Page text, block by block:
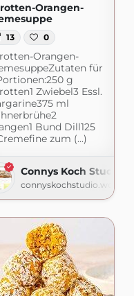
Orangen-
13 0
Orangen-
für
g
Zwiebel3 Essl.
ml
Bund Dill125
zum (...)
Connys Koch Studio